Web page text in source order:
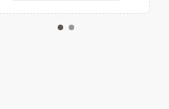
Kalendář událostí
Odebírejte náš newsletter